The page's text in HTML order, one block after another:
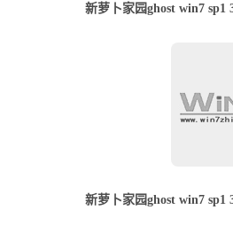
新萝卜家园ghost win7 sp1
新萝卜家园ghost win7 sp1